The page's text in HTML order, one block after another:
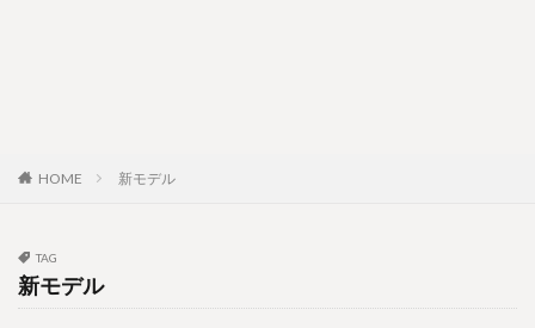
HOME 新モデル
TAG
新モデル